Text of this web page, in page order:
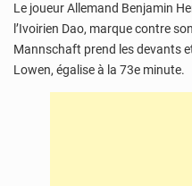
Le joueur Allemand Benjamin
l’Ivoirien Dao, marque contre
Mannschaft prend les devants
Lowen, égalise à la 73e minute.